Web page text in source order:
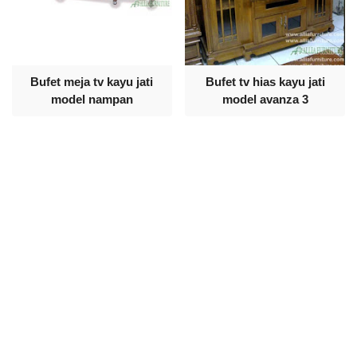
Bufet meja tv kayu jati
model nampan
Bufet tv hias kayu jati
model avanza 3